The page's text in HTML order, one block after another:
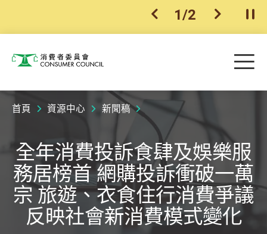
上一個
1/2 下一個開
消費者委員會 目
首頁 資源中心 新聞稿
全年消費投訴食肆及娛樂服
務居榜首 網購投訴衝破一萬
宗 旅遊、衣食住行消費爭議
反映社會新消費模式變化